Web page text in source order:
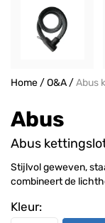
Home/O&A/Abus
Abus
Abus
Stijlvol geweven,
combineert de
Kleur: